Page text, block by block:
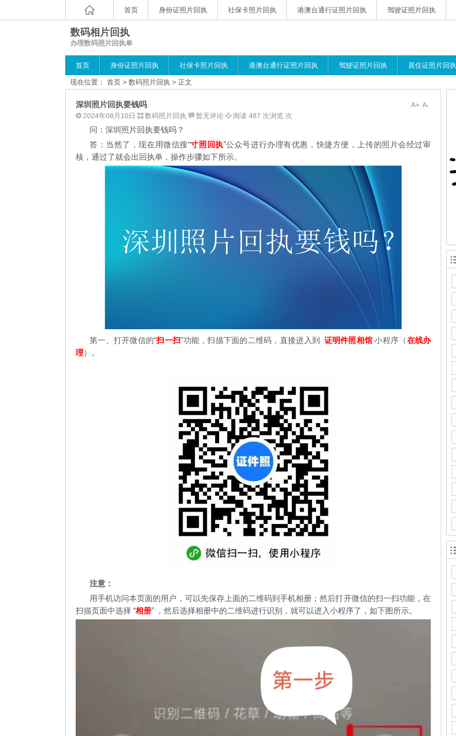
首页 身份证照片回执 社保卡照片回执 港澳台通行证照片回执 驾驶证照片回执
数码相片回执
办理数码照片回执单
首页 身份证照片回执 社保卡照片回执 港澳台通行证照片回执 驾驶证照片回执 居住证照片回执
现在位置： 首页 > 数码照片回执 > 正文
A-
A+
深圳照片回执要钱吗
2024年08月10日 数码照片回执 暂无评论 阅读 487 次浏览 次
问：深圳照片回执要钱吗？
答：当然了，现在用微信搜“寸照回执”公众号进行办理有优惠，快捷方便，上传的照片会经过审
核，通过了就会出回执单，操作步骤如下所示。
第一、 打开微信的“扫一扫”功能，扫描下面的二维码，直接进入到 证明件照相馆 小程序（在线办
理）。
注意：
用手机访问本页面的用户，可以先保存上面的二维码到手机相册；然后打开微信的扫一扫功能，在
扫描页面中选择 “相册” ，然后选择相册中的二维码进行识别，就可以进入小程序了，如下图所示。